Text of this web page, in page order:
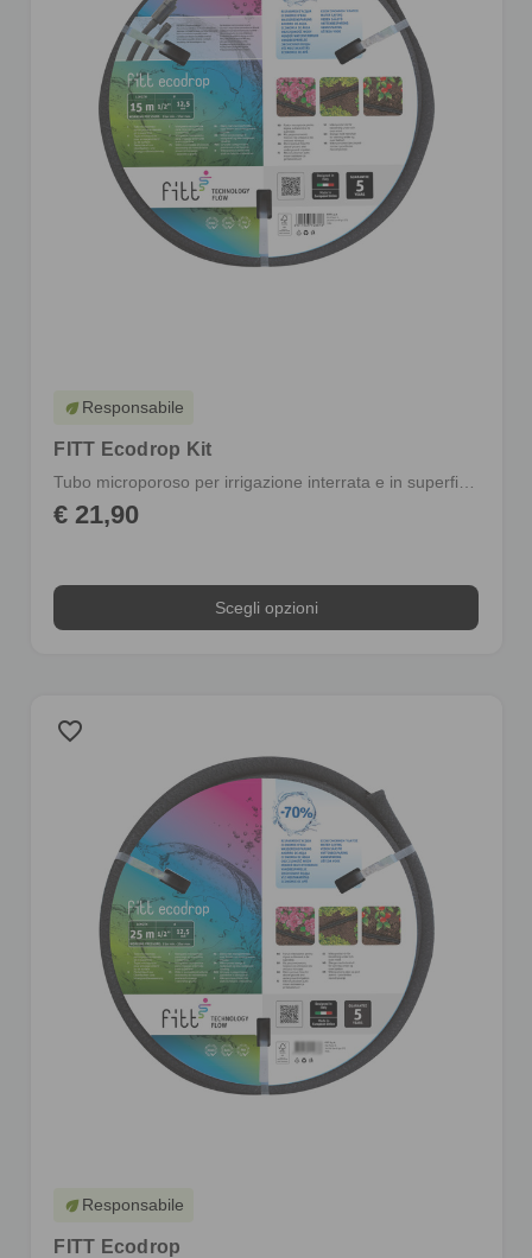
ecoResponsabile
FITT Ecodrop Kit
Tubo microporoso per irrigazione interrata e in superficie
€ 21,90
Scegli opzioni
favorite_border
ecoResponsabile
FITT Ecodrop